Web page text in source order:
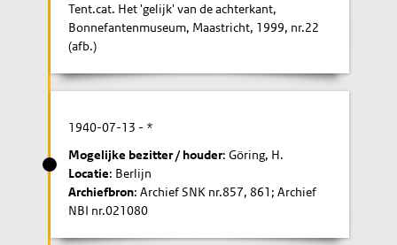
Tent.cat. Het 'gelijk' van de achterkant,
Bonnefantenmuseum, Maastricht, 1999, nr.22
(afb.)
1940-07-13 - *
Mogelijke bezitter / houder: Göring, H.
Locatie: Berlijn
Archiefbron: Archief SNK nr.857, 861; Archief
NBI nr.021080